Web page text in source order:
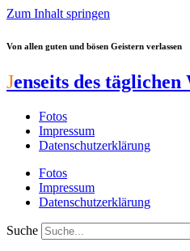
Zum Inhalt springen
Von allen guten und bösen Geistern verlassen
Jenseits des täglichen
Fotos
Impressum
Datenschutzerklärung
Fotos
Impressum
Datenschutzerklärung
Suche